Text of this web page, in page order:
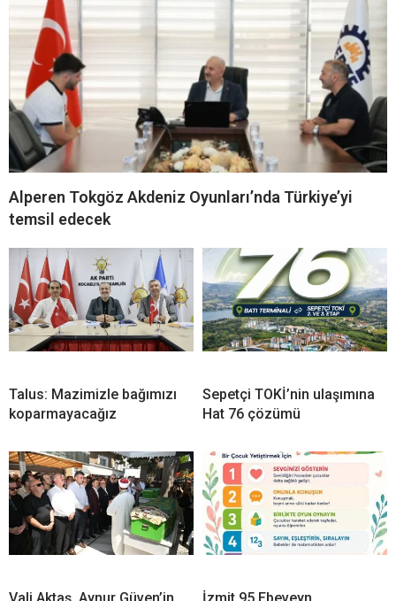
Alperen Tokgöz Akdeniz Oyunları’nda Türkiye’yi
temsil edecek
Talus: Mazimizle bağımızı
koparmayacağız
Sepetçi TOKİ’nin ulaşımına
Hat 76 çözümü
Vali Aktaş, Aynur Güven’in İzmit 95 Ebeveyn